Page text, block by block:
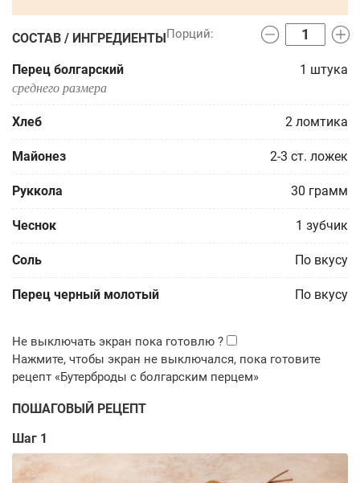
СОСТАВ / ИНГРЕДИЕНТЫ
Перец болгарский 1 штука
среднего размера
Хлеб 2 ломтика
Майонез 2-3 ст. ложек
Руккола 30 грамм
Чеснок 1 зубчик
Соль По вкусу
Перец черный молотый По вкусу
ПОШАГОВЫЙ РЕЦЕПТ
Шаг 1